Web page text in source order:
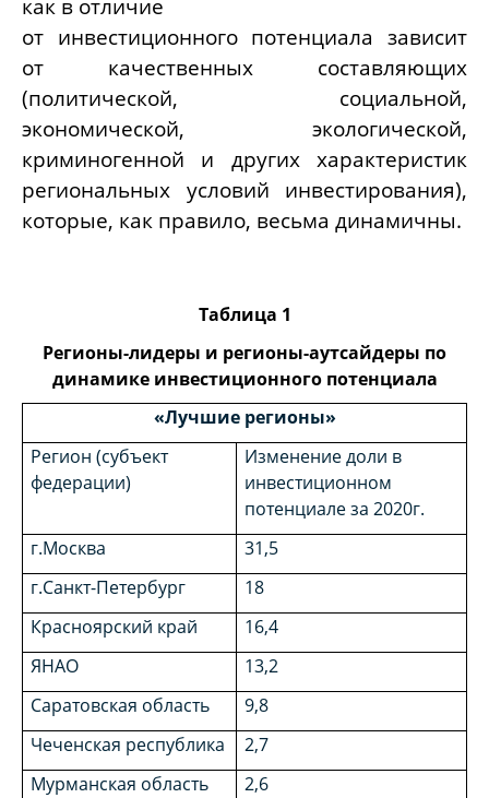
как в отличие
от инвестиционного потенциала зависит
от качественных составляющих
(политической, социальной,
экономической, экологической,
криминогенной и других характеристик
региональных условий инвестирования),
которые, как правило, весьма динамичны.
Таблица 1
Регионы-лидеры и регионы-аутсайдеры по
динамике инвестиционного потенциала
«Лучшие регионы»
Регион (субъект
федерации)
Изменение доли в
инвестиционном
потенциале за 2020г.
г.Москва
31,5
г.Санкт-Петербург
18
Красноярский край
16,4
ЯНАО
13,2
Саратовская область
9,8
Чеченская республика
2,7
Мурманская область
2,6